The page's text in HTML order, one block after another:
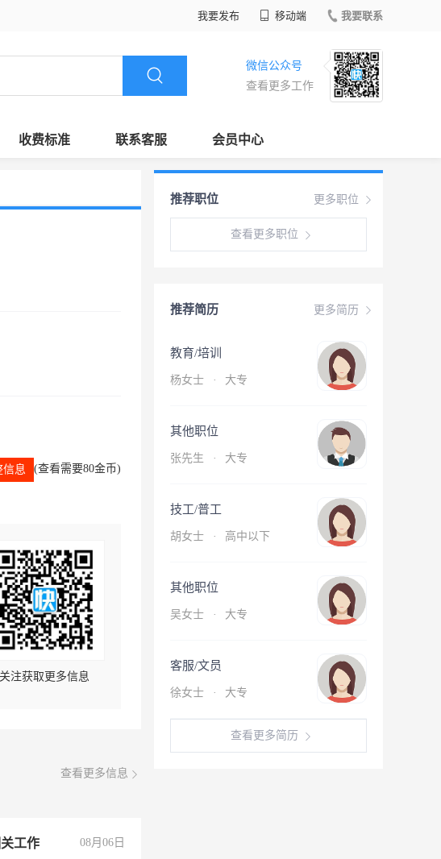
我要发布 移动端 我要联系
微信公众号
查看更多工作
收费标准 联系客服 会员中心
信息 (查看需要80金币)
关注获取更多信息
查看更多信息
工作 08月06日
更多职位
推荐职位
查看更多职位
更多简历
推荐简历
教育/培训
杨女士 · 大专
其他职位
张先生 · 大专
技工/普工
胡女士 · 高中以下
其他职位
吴女士 · 大专
客服/文员
徐女士 · 大专
查看更多简历